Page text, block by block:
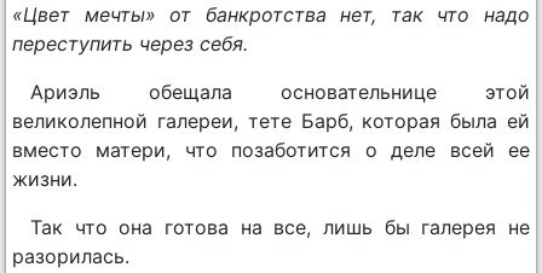
«Цвет мечты» от банкротства нет, так что надо
переступить через себя.
Ариэль обещала основательнице этой
великолепной галереи, тете Барб, которая была ей
вместо матери, что позаботится о деле всей ее
жизни.
Так что она готова на все, лишь бы галерея не
разорилась.